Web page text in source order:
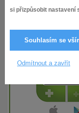
si přizpůsobit nastavení
Souhlasím se
Odmítnout a zavřít